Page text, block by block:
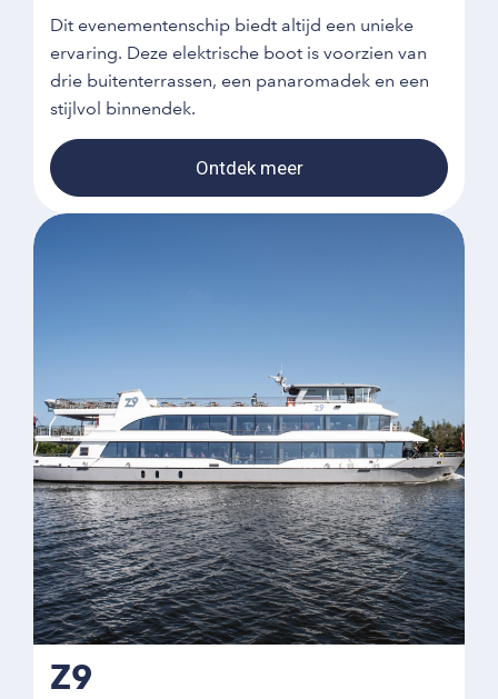
Dit evenementenschip biedt altijd een unieke
ervaring. Deze elektrische boot is voorzien van
drie buitenterrassen, een panaromadek en een
stijlvol binnendek.
Ontdek meer
Z9